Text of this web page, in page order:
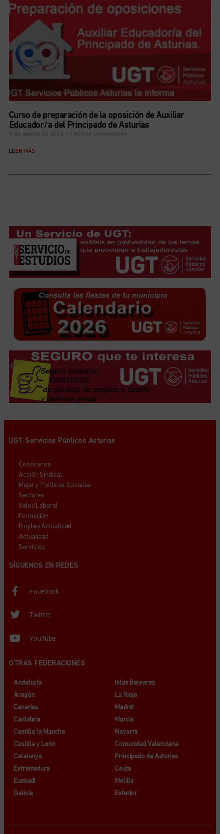
Curso de preparación de la oposición de Auxiliar
Educador/a del Principado de Asturias
3 de agosto de 2026 No hay comentarios
LEER MÁS
UGT Servicios Públicos Asturias
Conócenos
Acción Sindical
Mujer y Políticas Sociales
Sectores
Salud Laboral
Formación
Empleo Actualidad
Actualidad
Servicios
SÍGUENOS EN REDES
Facebook
Twitter
YouTube
OTRAS FEDERACIONES
Andalucía
Aragón
Canarias
Cantabria
Castilla la Mancha
Castilla y León
Catalunya
Extremadura
Euskadi
Galicia
Islas Baleares
La Rioja
Madrid
Murcia
Navarra
Comunidad Valenciana
Principado de Asturias
Ceuta
Melilla
Exterior